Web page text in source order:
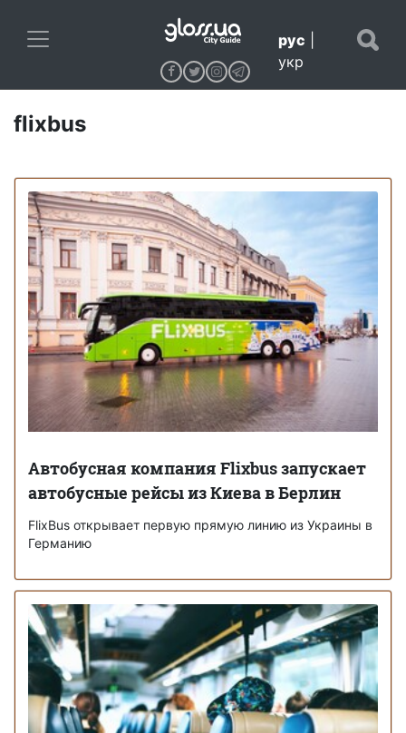
рус
укр
flixbus
Автобусная компания Flixbus запускает
автобусные рейсы из Киева в Берлин
FlixBus открывает первую прямую линию из Украины в
Германию